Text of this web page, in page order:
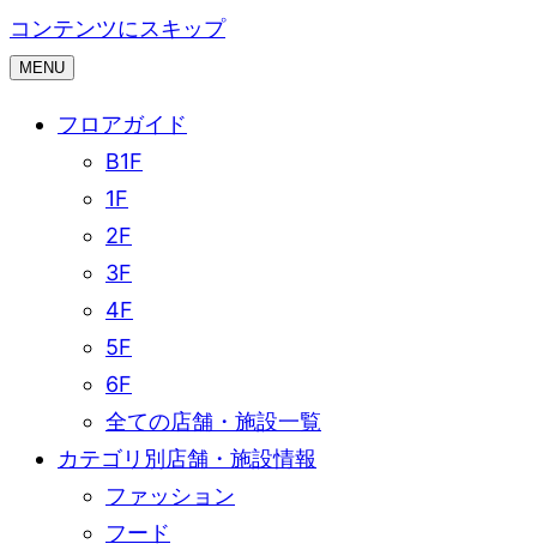
コンテンツにスキップ
MENU
フロアガイド
B1F
1F
2F
3F
4F
5F
6F
全ての店舗・施設一覧
カテゴリ別店舗・施設情報
ファッション
フード